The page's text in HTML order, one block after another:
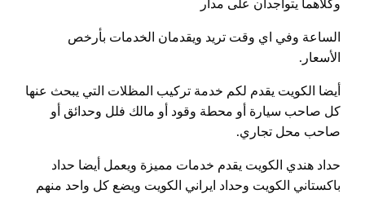
وكلاهما يتواجدان على مدار
الساعة وفي اي وقت تريد ويقدمان الخدمات بأرخص
الأسعار.
أيضا الكويت يقدم لكم خدمة تركيب المظلات التي يبحث عنها
كل صاحب سيارة أو محطة وقود أو مالك فلل وحدائق أو
صاحب محل تجاري.
حداد هندي الكويت يقدم خدمات مميزة ويعمل أيضا حداد
باكستاني الكويت وحداد ايراني الكويت ويضع كل واحد منهم